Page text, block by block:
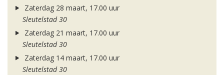
Zaterdag 28 maart, 17.00 uur
Sleutelstad 30
Zaterdag 21 maart, 17.00 uur
Sleutelstad 30
Zaterdag 14 maart, 17.00 uur
Sleutelstad 30